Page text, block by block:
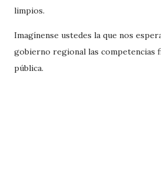
limpios.
Imagínense ustedes la que nos
gobierno regional las competencias
pública.